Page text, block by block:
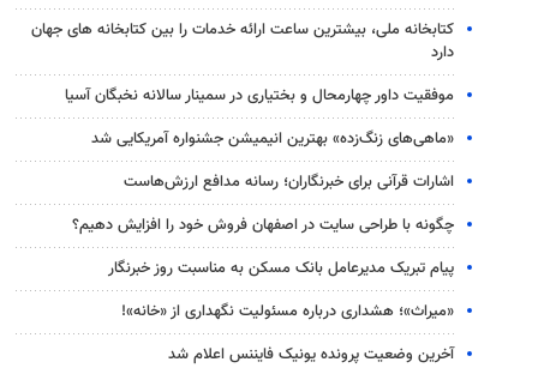
کتابخانه ملی، بیشترین ساعت ارائه خدمات را بین کتابخانه های جهان
دارد
موفقیت داور چهارمحال و بختیاری در سمینار سالانه نخبگان آسیا
«ماهی‌های زنگ‌زده» بهترین انیمیشن جشنواره آمریکایی شد
اشارات قرآنی برای خبرنگاران؛ رسانه مدافع ارزش‌هاست
چگونه با طراحی سایت در اصفهان فروش خود را افزایش دهیم؟
پیام تبریک مدیرعامل بانک مسکن به مناسبت روز خبرنگار
«میراث»؛ هشداری درباره مسئولیت نگهداری از «خانه»!
آخرین وضعیت پرونده یونیک فایننس اعلام شد